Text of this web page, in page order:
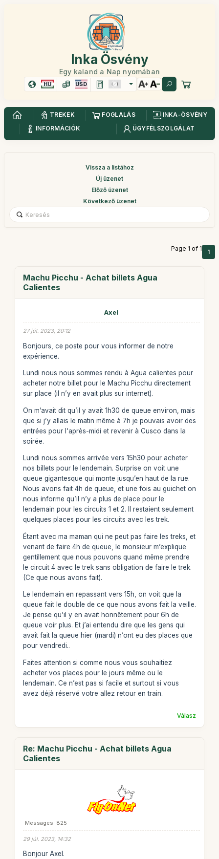
Inka Ösvény
Egy kaland a Nap nyomában
HU USD
TREKEK FOGLALÁS
INKA-ÖSVÉNY
INFORMÁCIÓK
ÜGYFÉLSZOLGÁLAT
Vissza a listához
Új üzenet
Előző üzenet
Következő üzenet
Page 1 of 1 1
Machu Picchu - Achat billets Agua
Calientes
Axel
27 júl. 2023, 20:12
Bonjours, ce poste pour vous informer de notre
expérience.
Lundi nous nous sommes rendu à Agua calientes pour
acheter notre billet pour le Machu Picchu directement
sur place (il n’y en avait plus sur internet).
On m’avait dit qu’il y avait 1h30 de queue environ, mais
que si j’y allais le matin même à 7h je pouvais avoir des
entrées pour l‘après-midi et revenir à Cusco dans la
soirée.
Lundi nous sommes arrivée vers 15h30 pour acheter
nos billets pour le lendemain. Surprise on voit une
queue gigantesque qui monte jusqu’en haut de la rue.
Nous avons fait 4h de queue, et une fois au guichet on
nous informe qu’il n’y a plus de place pour le
lendemain pour les circuits 1 et 2. Il restaient seulement
quelques places pour les circuits avec les trek.
Étant avec ma maman qui ne peut pas faire les treks, et
venant de faire 4h de queue, le monsieur m’explique
gentillement que nous pouvons quand même prendre
le circuit 4 avec le trek sans obligation de faire le trek.
(Ce que nous avons fait).
Le lendemain en repassant vers 15h, on voit que la
queue fait le double de ce que nous avons fait la veille.
Je pense qu’il y en avait honnêtement pour 6h de
queue voir plus. Et j’ai entendu dire que les gens qui
avait fait la queue hier (mardi) n’ont eu des places que
pour vendredi..
Faites attention si comme nous vous souhaitiez
acheter vos places pour le jours même ou le
lendemain. Ce n’est pas si facile et surtout si vous
avez déjà réservé votre allez retour en train.
Válasz
Re: Machu Picchu - Achat billets Agua
Calientes
Messages: 825
29 júl. 2023, 14:32
Bonjour Axel.